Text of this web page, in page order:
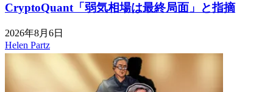
CryptoQuant「弱気相場は最終局面」と指摘
2026年8月6日
Helen Partz